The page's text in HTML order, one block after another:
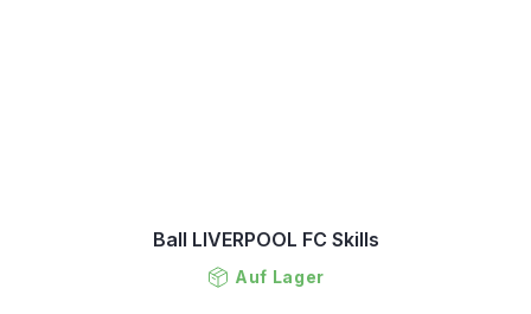
Ball LIVERPOOL FC Skills
Auf Lager